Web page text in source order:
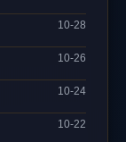
10-28
10-26
10-24
10-22